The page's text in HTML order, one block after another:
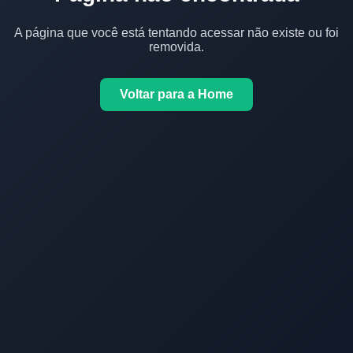
A página que você está tentando acessar não existe ou foi
removida.
Voltar para a Home